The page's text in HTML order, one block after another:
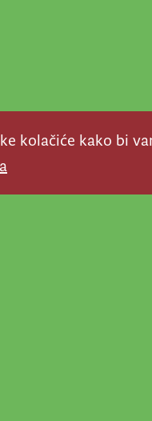
kolačiće kako bi